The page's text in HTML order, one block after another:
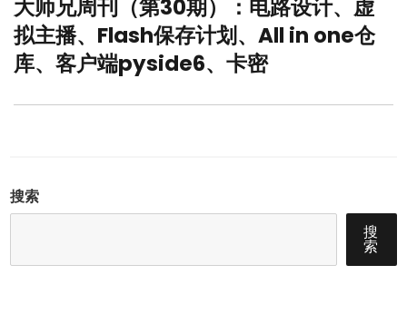
Next
post:
大师兄周刊（第30期）：电路设计、​虚
拟主播、Flash保存计划、All in one仓
库、客户端​pyside6​、卡密
搜索
搜
索